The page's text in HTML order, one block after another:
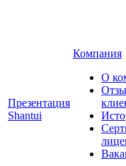
Презентация
Shantui
Компания
О